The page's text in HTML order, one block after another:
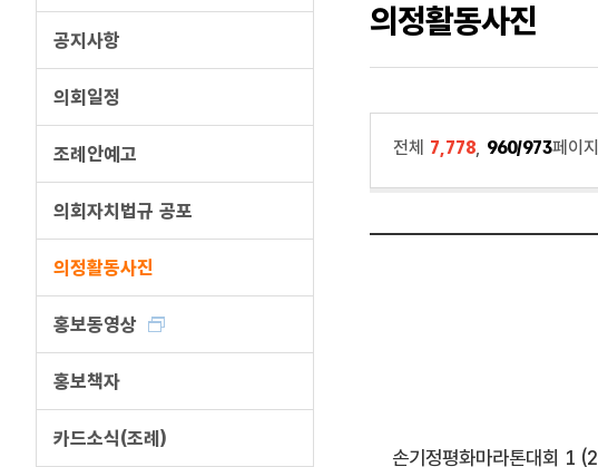
공지사항
의회일정
조례안예고
의회자치법규 공포
의정활동사진
홍보동영상
홍보책자
카드소식(조례)
의정활동사진
전체 7,778, 960/973페이지